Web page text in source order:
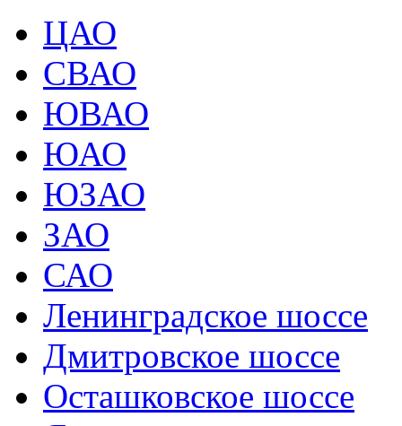
ЦАО
СВАО
ЮВАО
ЮАО
ЮЗАО
ЗАО
САО
Ленинградское шоссе
Дмитровское шоссе
Осташковское шоссе